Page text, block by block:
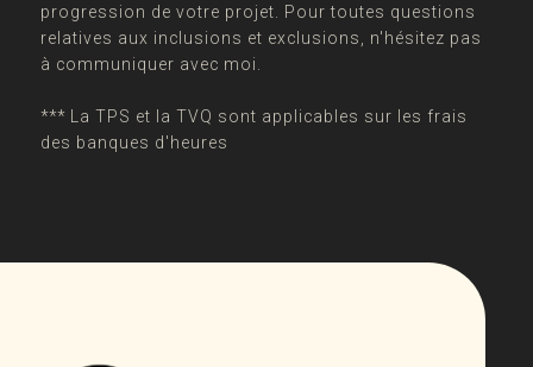
progression de votre projet. Pour toutes questions
relatives aux inclusions et exclusions, n'hésitez pas
à communiquer avec moi.
*** La TPS et la TVQ sont applicables sur les frais
des banques d'heures